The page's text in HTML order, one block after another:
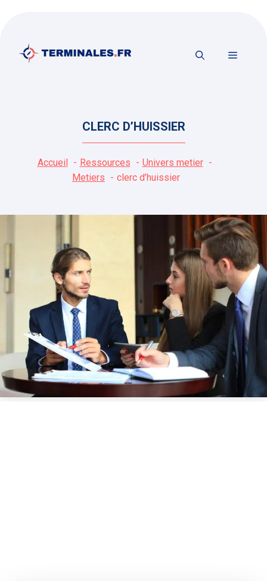
contenu
MENU
CLERC D’HUISSIER
Accueil Ressources
Univers metier
Metiers
clerc d’huissier